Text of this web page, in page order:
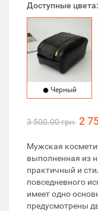
Доступные цвета:
Черный
3 500.00 грн 2
Мужская
выполненная из
практичный и
повседневного
имеет одно
предусмотрены